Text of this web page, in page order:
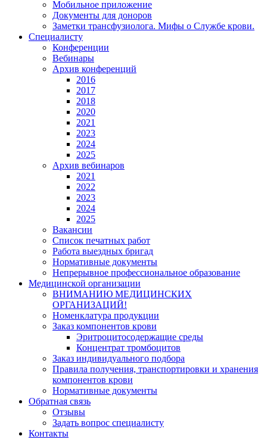
Мобильное приложение
Документы для доноров
Заметки трансфузиолога. Мифы о Службе крови.
Специалисту
Конференции
Вебинары
Архив конференций
2016
2017
2018
2020
2021
2023
2024
2025
Архив вебинаров
2021
2022
2023
2024
2025
Вакансии
Список печатных работ
Работа выездных бригад
Нормативные документы
Непрерывное профессиональное образование
Медицинской организации
ВНИМАНИЮ МЕДИЦИНСКИХ
ОРГАНИЗАЦИЙ!
Номенклатура продукции
Заказ компонентов крови
Эритроцитосодержащие среды
Концентрат тромбоцитов
Заказ индивидуального подбора
Правила получения, транспортировки и хранения
компонентов крови
Нормативные документы
Обратная связь
Отзывы
Задать вопрос специалисту
Контакты